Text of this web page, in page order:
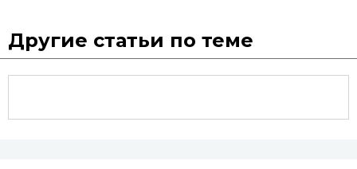
Другие статьи по теме